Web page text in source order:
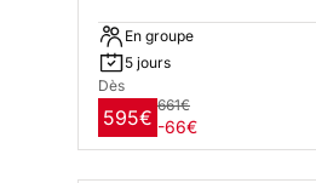
En groupe
5 jours
Dès
595€
661€
-66€